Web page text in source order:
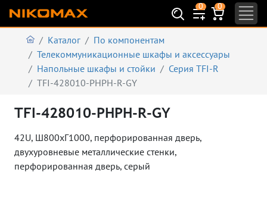
0 0
Каталог
По компонентам
Телекоммуникационные шкафы и аксеcсуары
Напольные шкафы и стойки
Серия TFI-R
TFI-428010-PHPH-R-GY
TFI-428010-PHPH-R-GY
42U, Ш800хГ1000, перфорированная дверь,
двухуровневые металлические стенки,
перфорированная дверь, серый